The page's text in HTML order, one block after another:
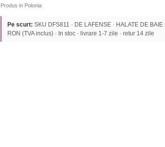
Produs in Polonia
Pe scurt: SKU DFS811 · DE LAFENSE · HALATE DE
RON (TVA inclus) · In stoc · livrare 1-7 zile · retur 14 zile